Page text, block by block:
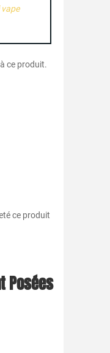
vape
ce produit.
ce produit
Posées